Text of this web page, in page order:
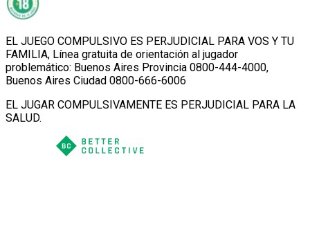
EL JUEGO COMPULSIVO ES PERJUDICIAL PARA VOS Y TU
FAMILIA, Línea gratuita de orientación al jugador
problemático: Buenos Aires Provincia 0800-444-4000,
Buenos Aires Ciudad 0800-666-6006
EL JUGAR COMPULSIVAMENTE ES PERJUDICIAL PARA LA
SALUD.